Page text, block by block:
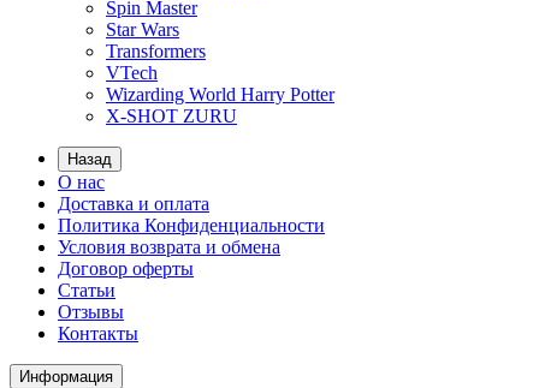
Spin Master
Star Wars
Transformers
VTech
Wizarding World Harry Potter
X-SHOT ZURU
Назад
О нас
Доставка и оплата
Политика Конфиденциальности
Условия возврата и обмена
Договор оферты
Статьи
Отзывы
Контакты
Информация